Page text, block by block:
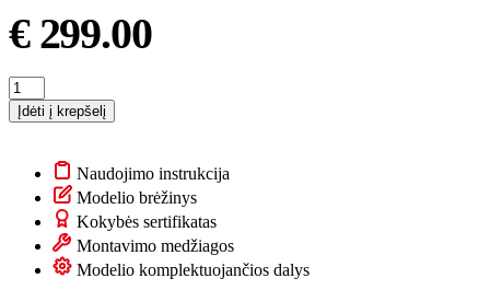
€299.00
Įdėti į krepšelį
Naudojimo instrukcija
Modelio brėžinys
Kokybės sertifikatas
Montavimo medžiagos
Modelio komplektuojančios dalys